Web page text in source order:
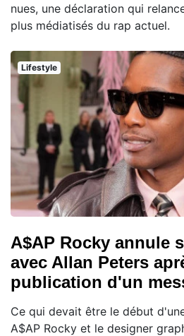
nues, une déclaration qui
plus médiatisés du rap actuel.
Lifestyle
A$AP Rocky annule
avec Allan Peters
publication d'un
Ce qui devait être le début
A$AP Rocky et le designer